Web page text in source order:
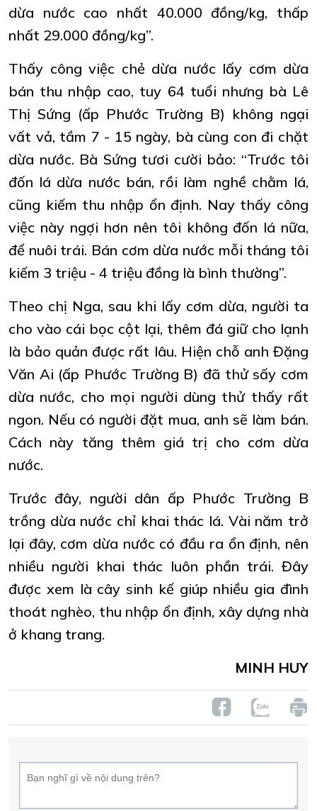
dừa nước cao nhất 40.000 đồng/kg, thấp
nhất 29.000 đồng/kg”.
Thấy công việc chẻ dừa nước lấy cơm dừa
bán thu nhập cao, tuy 64 tuổi nhưng bà Lê
Thị Sứng (ấp Phước Trường B) không ngại
vất vả, tầm 7 - 15 ngày, bà cùng con đi chặt
dừa nước. Bà Sứng tươi cười bảo: “Trước tôi
đốn lá dừa nước bán, rồi làm nghề chằm lá,
cũng kiếm thu nhập ổn định. Nay thấy công
việc này ngợi hơn nên tôi không đốn lá nữa,
để nuôi trái. Bán cơm dừa nước mỗi tháng tôi
kiếm 3 triệu - 4 triệu đồng là bình thường”.
Theo chị Nga, sau khi lấy cơm dừa, người ta
cho vào cái bọc cột lại, thêm đá giữ cho lạnh
là bảo quản được rất lâu. Hiện chỗ anh Đặng
Văn Ai (ấp Phước Trường B) đã thử sấy cơm
dừa nước, cho mọi người dùng thử thấy rất
ngon. Nếu có người đặt mua, anh sẽ làm bán.
Cách này tăng thêm giá trị cho cơm dừa
nước.
Trước đây, người dân ấp Phước Trường B
trồng dừa nước chỉ khai thác lá. Vài năm trở
lại đây, cơm dừa nước có đầu ra ổn định, nên
nhiều người khai thác luôn phần trái. Đây
được xem là cây sinh kế giúp nhiều gia đình
thoát nghèo, thu nhập ổn định, xây dựng nhà
ở khang trang.
MINH HUY